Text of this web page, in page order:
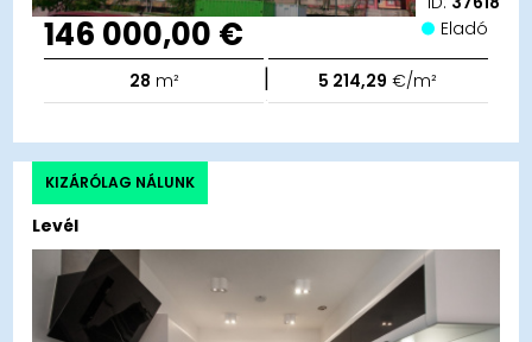
146 000,00 € Eladó
28 m² | 5 214,29 €/m²
Levél
KIZÁRÓLAG NÁLUNK